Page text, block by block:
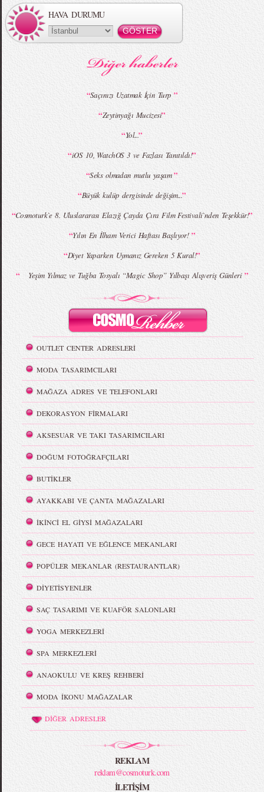
MBFWI - Gülçin Çengel 2015 Yaz
MBFWI - Zeynep Erdoğan 2015 Yaz
MBFWI - Giray Sepin 2015 Yaz Koleksiyonu MBFWI - Burçe Bekrek 2015 Yaz Koleksiyonu
HAVA DURUMU
“Saçınızı Uzatmak İçin Turp ”
“Zeytinyağı Mucizesi”
“Yol...”
“iOS 10, WatchOS 3 ve Fazlası Tanıtıldı!”
“Seks olmadan mutlu yaşam”
“Büyük kulüp dergisinde değişim...”
“Cosmoturk`e 8. Uluslararası Elazığ Çayda Çıra Film Festivali`nden Teşekkür!”
“Yılın En İlham Verici Haftası Başlıyor! ”
“Diyet Yaparken Uymanız Gereken 5 Kural!”
“Yeşim Yılmaz ve Tuğba Tosyalı “Magic Shop” Yılbaşı Alışveriş Günleri ”
OUTLET CENTER ADRESLERİ
MODA TASARIMCILARI
MAĞAZA ADRES VE TELEFONLARI
DEKORASYON FİRMALARI
AKSESUAR VE TAKI TASARIMCILARI
DOĞUM FOTOĞRAFÇILARI
BUTİKLER
AYAKKABI VE ÇANTA MAĞAZALARI
İKİNCİ EL GİYSİ MAĞAZALARI
GECE HAYATI VE EĞLENCE MEKANLARI
POPÜLER MEKANLAR (RESTAURANTLAR)
DİYETİSYENLER
SAÇ TASARIMI VE KUAFÖR SALONLARI
YOGA MERKEZLERİ
SPA MERKEZLERİ
ANAOKULU VE KREŞ REHBERİ
MODA İKONU MAĞAZALAR
DİĞER ADRESLER
REKLAM
reklam@cosmoturk.com
İLETİŞİM